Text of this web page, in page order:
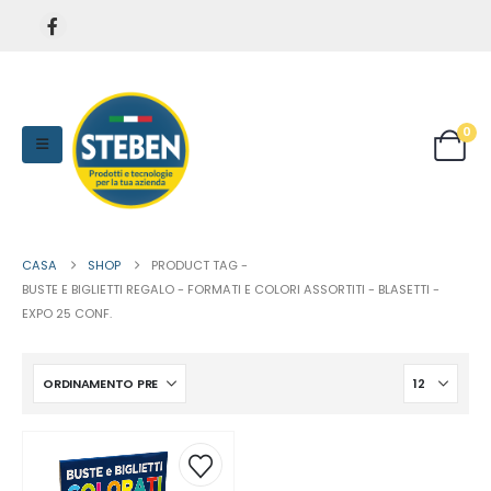
0
CASA SHOP
PRODUCT TAG -
BUSTE E BIGLIETTI REGALO - FORMATI E COLORI ASSORTITI - BLASETTI -
EXPO 25 CONF.